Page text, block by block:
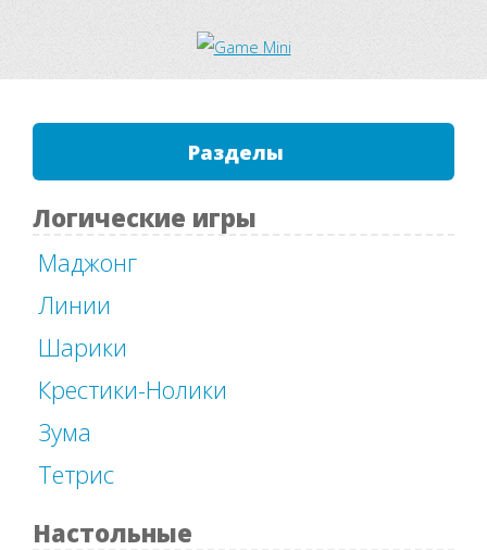
Разделы
Логические игры
Маджонг
Линии
Шарики
Крестики-Нолики
Зума
Тетрис
Настольные